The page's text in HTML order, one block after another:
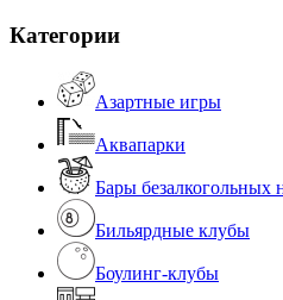
Категории
Азартные игры
Аквапарки
Бары безалкогольных
Бильярдные клубы
Боулинг-клубы